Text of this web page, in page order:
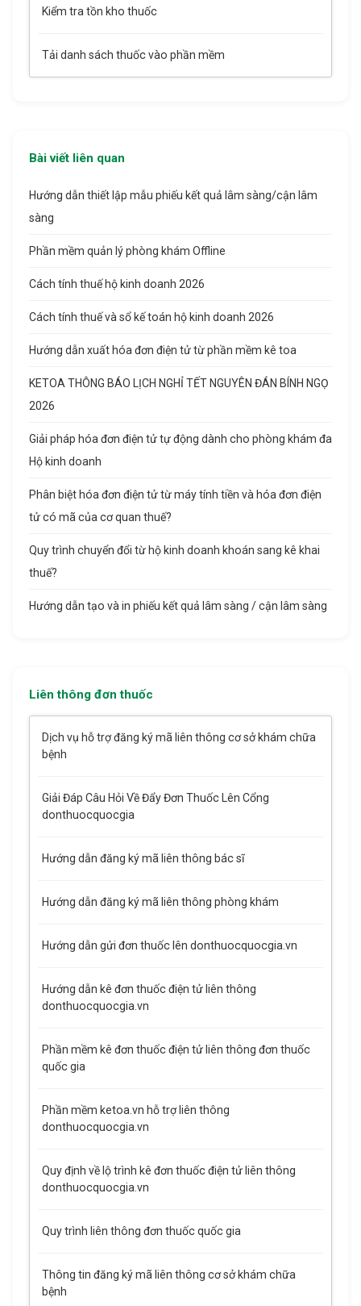
Kiểm tra tồn kho thuốc
Tải danh sách thuốc vào phần mềm
Bài viết liên quan
Hướng dẫn thiết lập mẫu phiếu kết quả lâm sàng/cận lâm
sàng
Phần mềm quản lý phòng khám Offline
Cách tính thuế hộ kinh doanh 2026
Cách tính thuế và sổ kế toán hộ kinh doanh 2026
Hướng dẫn xuất hóa đơn điện tử từ phần mềm kê toa
KETOA THÔNG BÁO LỊCH NGHỈ TẾT NGUYÊN ĐÁN BÍNH NGỌ
2026
Giải pháp hóa đơn điện tử tự động dành cho phòng khám đa
Hộ kinh doanh
Phân biệt hóa đơn điện tử từ máy tính tiền và hóa đơn điện
tử có mã của cơ quan thuế?
Quy trình chuyển đổi từ hộ kinh doanh khoán sang kê khai
thuế?
Hướng dẫn tạo và in phiếu kết quả lâm sàng / cận lâm sàng
Liên thông đơn thuốc
Dịch vụ hỗ trợ đăng ký mã liên thông cơ sở khám chữa
bệnh
Giải Đáp Câu Hỏi Về Đẩy Đơn Thuốc Lên Cổng
donthuocquocgia
Hướng dẫn đăng ký mã liên thông bác sĩ
Hướng dẫn đăng ký mã liên thông phòng khám
Hướng dẫn gửi đơn thuốc lên donthuocquocgia.vn
Hướng dẫn kê đơn thuốc điện tử liên thông
donthuocquocgia.vn
Phần mềm kê đơn thuốc điện tử liên thông đơn thuốc
quốc gia
Phần mềm ketoa.vn hỗ trợ liên thông
donthuocquocgia.vn
Quy định về lộ trình kê đơn thuốc điện tử liên thông
donthuocquocgia.vn
Quy trình liên thông đơn thuốc quốc gia
Thông tin đăng ký mã liên thông cơ sở khám chữa
bệnh